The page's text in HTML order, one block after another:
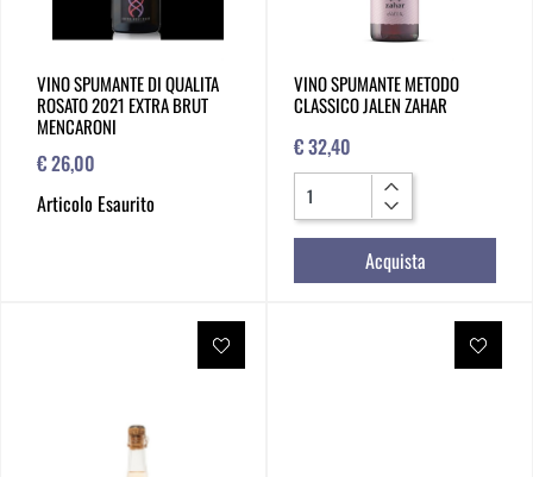
VINO SPUMANTE DI QUALITA
ROSATO 2021 EXTRA BRUT
MENCARONI
€ 26,00
Articolo Esaurito
VINO SPUMANTE METODO
CLASSICO JALEN ZAHAR
€ 32,40
Quantità
Acquista